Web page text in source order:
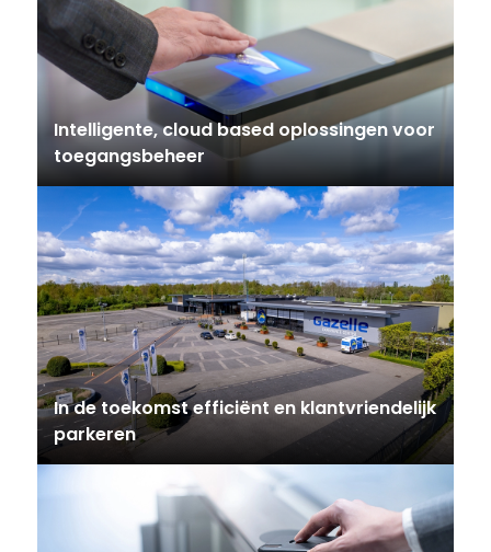
Intelligente, cloud based oplossingen voor
toegangsbeheer
In de toekomst efficiënt en klantvriendelijk
parkeren